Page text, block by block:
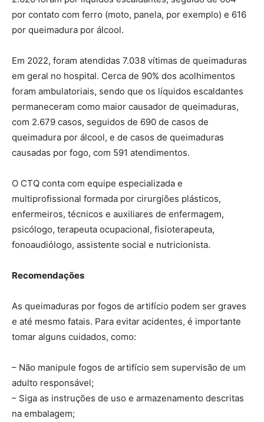
por contato com ferro (moto, panela, por exemplo) e 616
por queimadura por álcool.
Em 2022, foram atendidas 7.038 vítimas de queimaduras
em geral no hospital. Cerca de 90% dos acolhimentos
foram ambulatoriais, sendo que os líquidos escaldantes
permaneceram como maior causador de queimaduras,
com 2.679 casos, seguidos de 690 de casos de
queimadura por álcool, e de casos de queimaduras
causadas por fogo, com 591 atendimentos.
O CTQ conta com equipe especializada e
multiprofissional formada por cirurgiões plásticos,
enfermeiros, técnicos e auxiliares de enfermagem,
psicólogo, terapeuta ocupacional, fisioterapeuta,
fonoaudiólogo, assistente social e nutricionista.
Recomendações
As queimaduras por fogos de artifício podem ser graves
e até mesmo fatais. Para evitar acidentes, é importante
tomar alguns cuidados, como:
– Não manipule fogos de artifício sem supervisão de um
adulto responsável;
– Siga as instruções de uso e armazenamento descritas
na embalagem;